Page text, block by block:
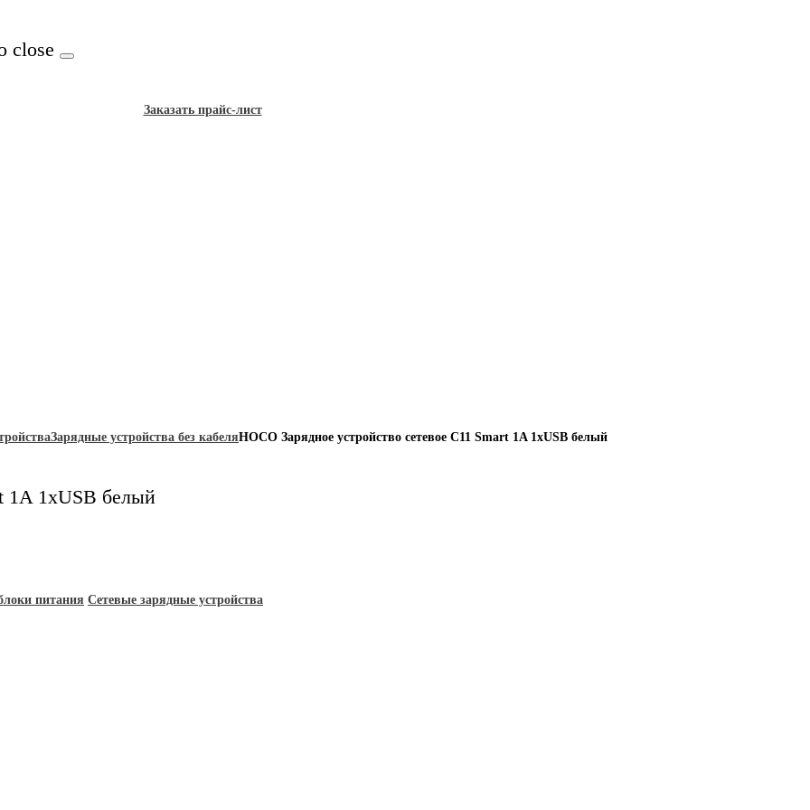
close
Заказать прайс-лист
Зарядные устройства без кабеляHOCO Зарядное устройство сетевое C11 Smart 1A 1xUSB белый
1A 1xUSB белый
питания Сетевые зарядные устройства